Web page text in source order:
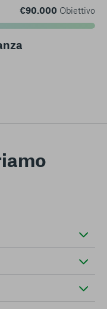
€90.000 Obiettivo